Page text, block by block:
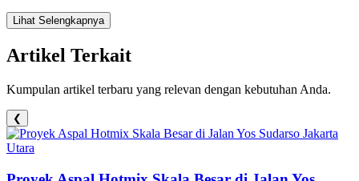
Lihat Selengkapnya
Artikel Terkait
Kumpulan artikel terbaru yang relevan dengan kebutuhan Anda.
❮